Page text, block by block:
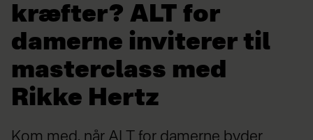
kræfter? ALT for
damerne inviterer til
masterclass med
Rikke Hertz